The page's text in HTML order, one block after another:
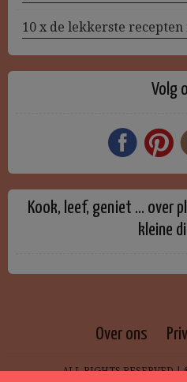
10 x de lekkerste recepten
Volg
Kook, leef, geniet … over
kleine
Over ons
ALL RIGHTS RESERVED